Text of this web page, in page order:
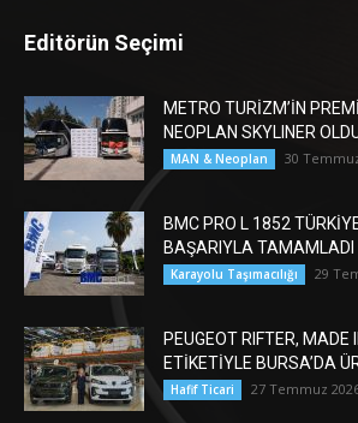
Editörün Seçimi
METRO TURİZM’İN
NEOPLAN SKYLINER
MAN & Neoplan 30
BMC PRO L 1852
BAŞARIYLA TAMAMLADI
Karayolu Taşımacılığı 29
PEUGEOT RIFTER, MADE
ETİKETİYLE BURSA’DA
Hafif Ticari 27 Temmuz